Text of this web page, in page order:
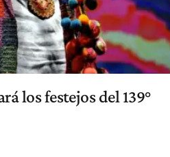
los festejos del 139°